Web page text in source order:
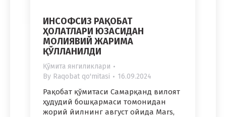
ИНСОФСИЗ РАҚОБАТ
ҲОЛАТЛАРИ ЮЗАСИДАН
МОЛИЯВИЙ ЖАРИМА
ҚЎЛЛАНИЛДИ
Қўмита янгиликлари
By Raqobat qo'mitasi 16.09.2024
Рақобат қўмитаси Самарқанд вилоят
ҳудудий бошқармаси томонидан
жорий йилнинг август ойида Mars,